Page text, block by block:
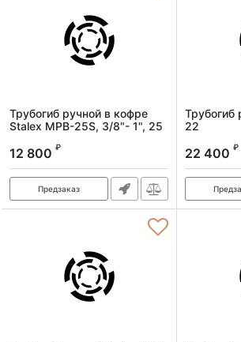
Трубогиб ручной в кофре
Stalex MPB-25S, 3/8"- 1", 25
Артикул:
12 800 ₽
Предзаказ
Трубогиб
22
22 400 ₽